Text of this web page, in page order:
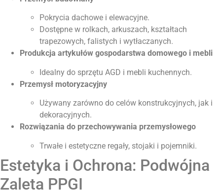
Pokrycia dachowe i elewacyjne.
Dostępne w rolkach, arkuszach, kształtach
trapezowych, falistych i wytłaczanych.
Produkcja artykułów gospodarstwa domowego i mebli
Idealny do sprzętu AGD i mebli kuchennych.
Przemysł motoryzacyjny
Używany zarówno do celów konstrukcyjnych, jak i
dekoracyjnych.
Rozwiązania do przechowywania przemysłowego
Trwałe i estetyczne regały, stojaki i pojemniki.
Estetyka i Ochrona: Podwójna
Zaleta PPGI